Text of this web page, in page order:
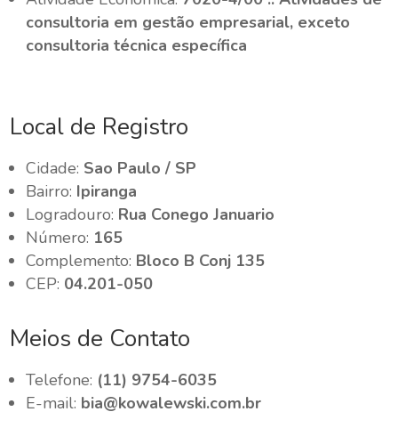
consultoria em gestão empresarial, exceto
consultoria técnica específica
Local de Registro
Cidade: Sao Paulo / SP
Bairro: Ipiranga
Logradouro: Rua Conego Januario
Número: 165
Complemento: Bloco B Conj 135
CEP: 04.201-050
Meios de Contato
Telefone: (11) 9754-6035
E-mail: bia@kowalewski.com.br